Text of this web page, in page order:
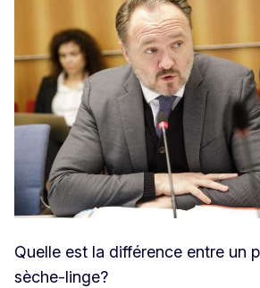
Quelle est la différence entre un
sèche-linge?